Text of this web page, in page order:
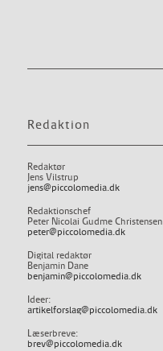
Redaktion
Redaktør
Jens Vilstrup
jens@piccolomedia.dk
Redaktionschef
Peter Nicolai Gudme Christensen
peter@piccolomedia.dk
Digital redaktør
Benjamin Dane
benjamin@piccolomedia.dk
Ideer:
artikelforslag@piccolomedia.dk
Læserbreve:
brev@piccolomedia.dk